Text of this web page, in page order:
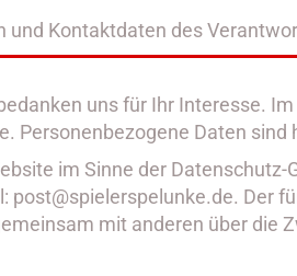
und Kontaktdaten des
uns für Ihr Interesse.
Personenbezogene Daten
im Sinne der
post@spielerspelunke.de.
mit anderen über